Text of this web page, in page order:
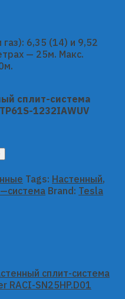
6,35 (14) и 9,52
— 25м. Макс.
сплит-система
1232IAWUV
Tags: Настенный,
Brand: Tesla